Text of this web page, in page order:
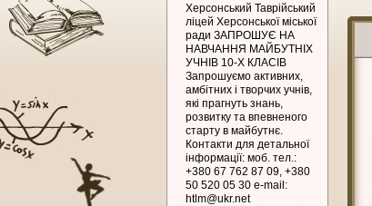
Херсонський Таврійський
ліцей Херсонської міської
ради ЗАПРОШУЄ НА
НАВЧАННЯ МАЙБУТНІХ
УЧНІВ 10-Х КЛАСІВ
Запрошуємо активних,
амбітних і творчих учнів,
які прагнуть знань,
розвитку та впевненого
старту в майбутнє.
Контакти для детальної
інформації: моб. тел.:
+380 67 762 87 09, +380
50 520 05 30 e-mail:
htlm@ukr.net